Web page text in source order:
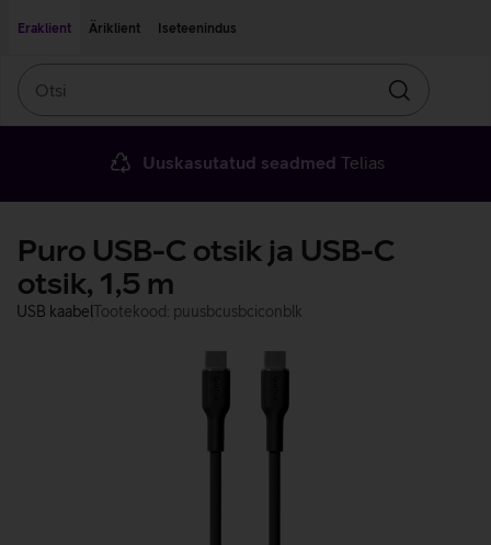
Eraklient
Äriklient Iseteenindus
Otsin
Uuskasutatud seadmed Telias
Puro USB-C otsik ja USB-C
otsik, 1,5 m
USB kaabel Tootekood: puusbcusbciconblk